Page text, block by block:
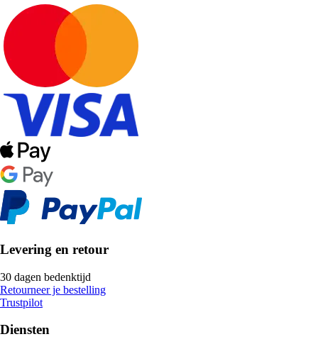
Levering en retour
30 dagen bedenktijd
Retourneer je bestelling
Trustpilot
Diensten